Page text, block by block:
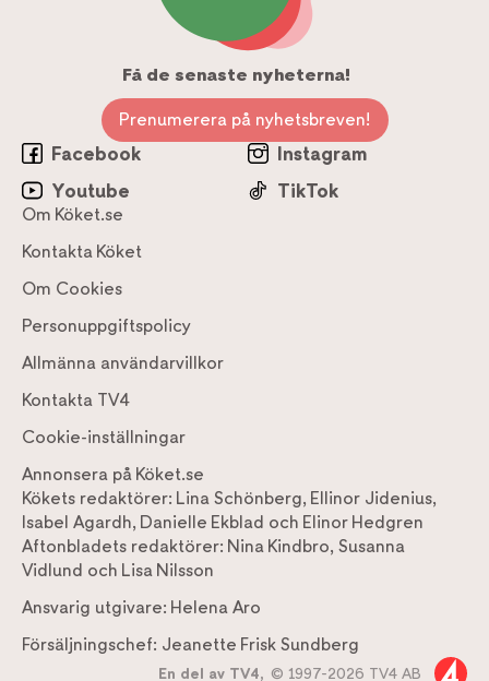
Få de senaste nyheterna!
Prenumerera på nyhetsbreven!
Facebook
Instagram
Youtube
TikTok
Om Köket.se
Kontakta Köket
Om Cookies
Personuppgiftspolicy
Allmänna användarvillkor
Kontakta TV4
Cookie-inställningar
Annonsera på Köket.se
Kökets redaktörer: Lina Schönberg, Ellinor Jidenius,
Isabel Agardh, Danielle Ekblad och Elinor Hedgren
Aftonbladets redaktörer: Nina Kindbro, Susanna
Vidlund och Lisa Nilsson
Ansvarig utgivare: Helena Aro
Försäljningschef: Jeanette Frisk Sundberg
En del av TV4, © 1997-2026 TV4 AB